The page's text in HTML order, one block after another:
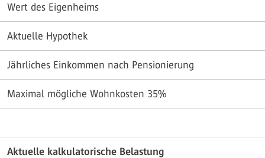
Wert des Eigenheims
Aktuelle Hypothek
Jährliches Einkommen nach Pensionierung
Maximal mögliche Wohnkosten 35%
Aktuelle kalkulatorische Belastung